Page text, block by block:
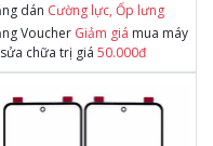
dán Cường lực, Ốp lưng
Voucher Giảm giá mua máy
chữa trị giá 50.000đ